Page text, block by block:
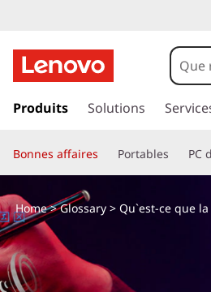
u
e
t
-
c
a
e
r
a
u
c
o
n
t
Produits Solutions
Bonnes affaires Portables PC
Home>Glossary> Qu`est-ce que